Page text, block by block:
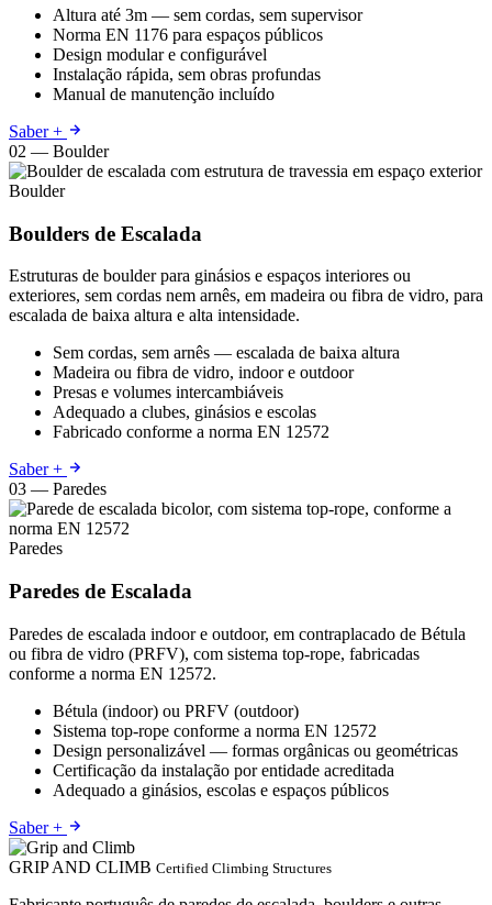
Altura até 3m — sem cordas, sem supervisor
Norma EN 1176 para espaços públicos
Design modular e configurável
Instalação rápida, sem obras profundas
Manual de manutenção incluído
Saber +
02 — Boulder
Boulder
Boulders de Escalada
Estruturas de boulder para ginásios e espaços interiores ou
exteriores, sem cordas nem arnês, em madeira ou fibra de vidro, para
escalada de baixa altura e alta intensidade.
Sem cordas, sem arnês — escalada de baixa altura
Madeira ou fibra de vidro, indoor e outdoor
Presas e volumes intercambiáveis
Adequado a clubes, ginásios e escolas
Fabricado conforme a norma EN 12572
Saber +
03 — Paredes
Paredes
Paredes de Escalada
Paredes de escalada indoor e outdoor, em contraplacado de Bétula
ou fibra de vidro (PRFV), com sistema top-rope, fabricadas
conforme a norma EN 12572.
Bétula (indoor) ou PRFV (outdoor)
Sistema top-rope conforme a norma EN 12572
Design personalizável — formas orgânicas ou geométricas
Certificação da instalação por entidade acreditada
Adequado a ginásios, escolas e espaços públicos
Saber +
GRIP AND CLIMB Certified Climbing Structures